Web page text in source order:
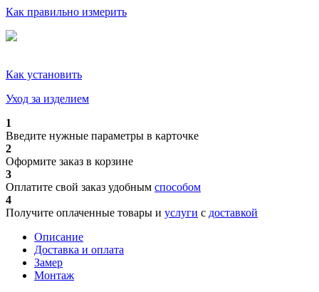
Как правильно измерить
Как установить
Уход за изделием
1
Введите нужные параметры в карточке
2
Оформите заказ в корзине
3
Оплатите свой заказ удобным способом
4
Получите оплаченные товары и услуги с доставкой
Описание
Доставка и оплата
Замер
Монтаж